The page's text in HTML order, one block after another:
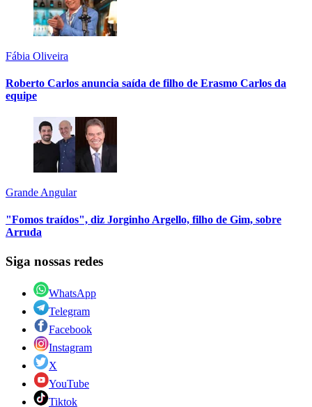
Fábia Oliveira
Roberto Carlos anuncia saída de filho de Erasmo Carlos da
equipe
Grande Angular
"Fomos traídos", diz Jorginho Argello, filho de Gim, sobre
Arruda
Siga nossas redes
WhatsApp
Telegram
Facebook
Instagram
X
YouTube
Tiktok